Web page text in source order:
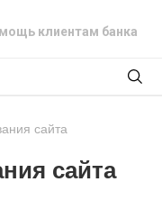
клиентам банка
сайта
сайта